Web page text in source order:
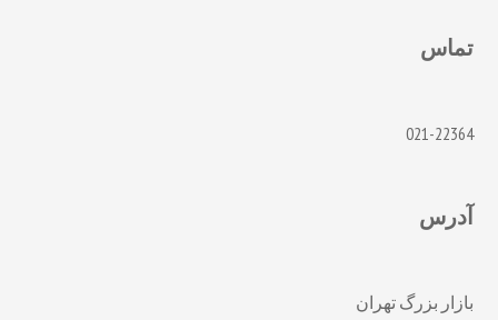
تماس
021-22364
آدرس
بازار بزرگ تهران